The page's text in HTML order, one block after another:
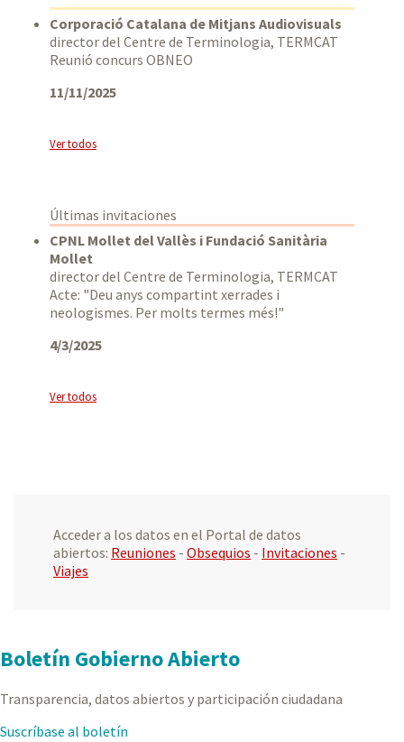
Corporació Catalana de Mitjans Audiovisuals
director del Centre de Terminologia, TERMCAT
Reunió concurs OBNEO
11/11/2025
Ver todos
Últimas invitaciones
CPNL Mollet del Vallès i Fundació Sanitària
Mollet
director del Centre de Terminologia, TERMCAT
Acte: "Deu anys compartint xerrades i
neologismes. Per molts termes més!"
4/3/2025
Ver todos
Acceder a los datos en el Portal de datos
abiertos: Reuniones - Obsequios - Invitaciones -
Viajes
Boletín Gobierno Abierto
Transparencia, datos abiertos y participación ciudadana
Suscríbase al boletín